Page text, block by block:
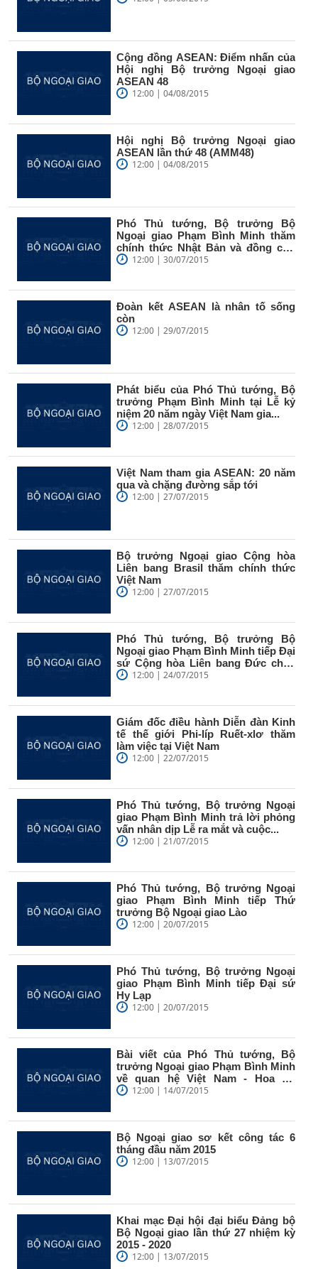
Cộng đồng ASEAN: Điểm nhấn của
Hội nghị Bộ trưởng Ngoại giao
ASEAN 48
12:00 | 04/08/2015
Hội nghị Bộ trưởng Ngoại giao
ASEAN lần thứ 48 (AMM48)
12:00 | 04/08/2015
Phó Thủ tướng, Bộ trưởng Bộ
Ngoại giao Phạm Bình Minh thăm
chính thức Nhật Bản và đồng chủ
trì...12:00 | 30/07/2015
Đoàn kết ASEAN là nhân tố sống
còn
12:00 | 29/07/2015
Phát biểu của Phó Thủ tướng, Bộ
trưởng Phạm Bình Minh tại Lễ kỷ
niệm 20 năm ngày Việt Nam gia...
12:00 | 28/07/2015
Việt Nam tham gia ASEAN: 20 năm
qua và chặng đường sắp tới
12:00 | 27/07/2015
Bộ trưởng Ngoại giao Cộng hòa
Liên bang Brasil thăm chính thức
Việt Nam
12:00 | 27/07/2015
Phó Thủ tướng, Bộ trưởng Bộ
Ngoại giao Phạm Bình Minh tiếp Đại
sứ Cộng hòa Liên bang Đức chào
từ...12:00 | 24/07/2015
Giám đốc điều hành Diễn đàn Kinh
tế thế giới Phi-líp Ruết-xlơ thăm
làm việc tại Việt Nam
12:00 | 22/07/2015
Phó Thủ tướng, Bộ trưởng Ngoại
giao Phạm Bình Minh trả lời phỏng
vấn nhân dịp Lễ ra mắt và cuộc...
12:00 | 21/07/2015
Phó Thủ tướng, Bộ trưởng Ngoại
giao Phạm Bình Minh tiếp Thứ
trưởng Bộ Ngoại giao Lào
12:00 | 20/07/2015
Phó Thủ tướng, Bộ trưởng Ngoại
giao Phạm Bình Minh tiếp Đại sứ
Hy Lạp
12:00 | 20/07/2015
Bài viết của Phó Thủ tướng, Bộ
trưởng Ngoại giao Phạm Bình Minh
về quan hệ Việt Nam - Hoa Kỳ
nhân...12:00 | 14/07/2015
Bộ Ngoại giao sơ kết công tác 6
tháng đầu năm 2015
12:00 | 13/07/2015
Khai mạc Đại hội đại biểu Đảng bộ
Bộ Ngoại giao lần thứ 27 nhiệm kỳ
2015 - 2020
12:00 | 13/07/2015